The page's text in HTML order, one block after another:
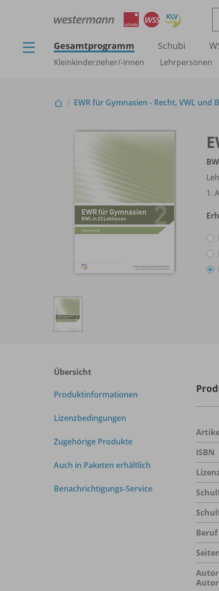
Gesamtprogramm Schubi
Kleinkinderzieher/-innen Lehrpersonen
EWR für Gymnasien - Recht, VWL und
1.
Übersicht
Produktinformationen
Lizenzbedingungen
Zugehörige Produkte
Auch in Paketen erhältlich
Benachrichtigungs-Service
ISBN
Beruf